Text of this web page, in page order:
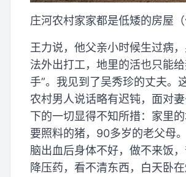
庄河农村家家都是低矮的房屋（
王力说，他父亲小时候生过病
法外出打工，地里的活也只能给
手”。我见到了吴秀珍的丈夫。
农村男人说话略有迟钝，面对
下的一切显得不知所措：家里
要照料的猪，90多岁的老父母
脑出血后身体不好，做不来饭
降压药，看不清东西，白天卧